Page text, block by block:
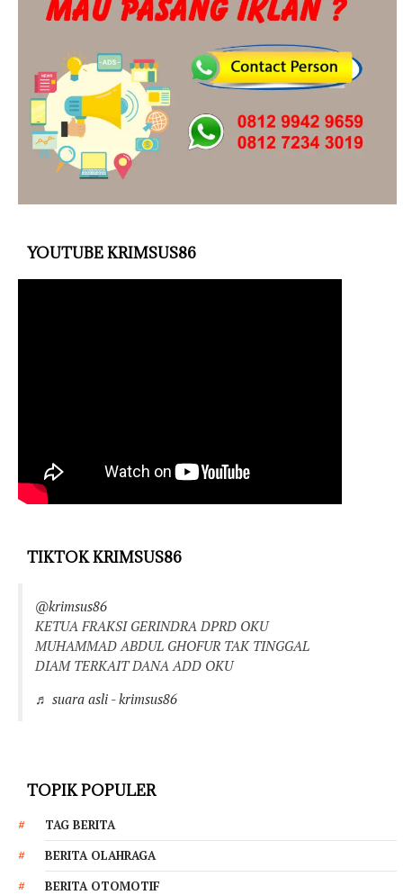
YOUTUBE KRIMSUS86
TIKTOK KRIMSUS86
@krimsus86
KETUA FRAKSI GERINDRA DPRD OKU
MUHAMMAD ABDUL GHOFUR TAK TINGGAL
DIAM TERKAIT DANA ADD OKU
♬ suara asli - krimsus86
TOPIK POPULER
TAG BERITA
BERITA OLAHRAGA
BERITA OTOMOTIF